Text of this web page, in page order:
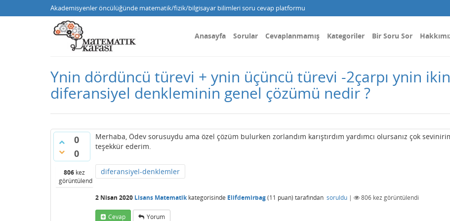
Akademisyenler öncülüğünde matematik/fizik/bilgisayar bilimleri soru cevap platformu
Anasayfa Sorular Cevaplanmamış Kategoriler Bir Soru Sor
Ynin dördüncü türevi + ynin üçüncü türevi -2çarpı ynin
diferansiyel denkleminin genel çözümü nedir ?
0
0
806 kez
görüntülendi
Merhaba, Ödev sorusuydu ama özel çözüm bulurken zorlandım karıştırdım yardımcı olursanız çok
teşekkür ederim.
diferansiyel-denklemler
2 Nisan 2020 Lisans Matematikkategorisinde Elifdemirbag(11 puan) tarafından soruldu | 806 kez görüntülendi
Cevap Yorum